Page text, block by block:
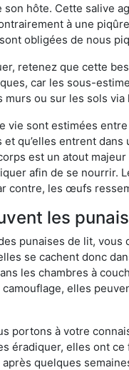
son hôte. Cette salive
à une
obligées de nous
retenez que cette
car les sous-
murs ou sur les sols
vie sont estimées
et qu’elles entrent
est un atout
afin de se nourrir.
contre, les œufs
les
punaises de lit, vous
se cachent donc
les chambres à
elles
portons à votre
éradiquer, elles ont ce
quelques